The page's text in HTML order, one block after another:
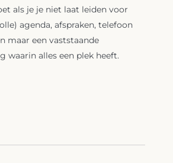
als je je niet laat leiden voor
agenda, afspraken, telefoon
maar een vaststaande
waarin alles een plek heeft.